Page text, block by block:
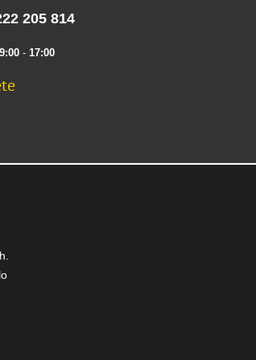
vodou a
vodou a v případě
205 814
9:00 -17:00